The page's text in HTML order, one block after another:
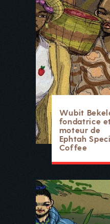
Wubit
fondatrice
moteur de
Ephtah
Coffee